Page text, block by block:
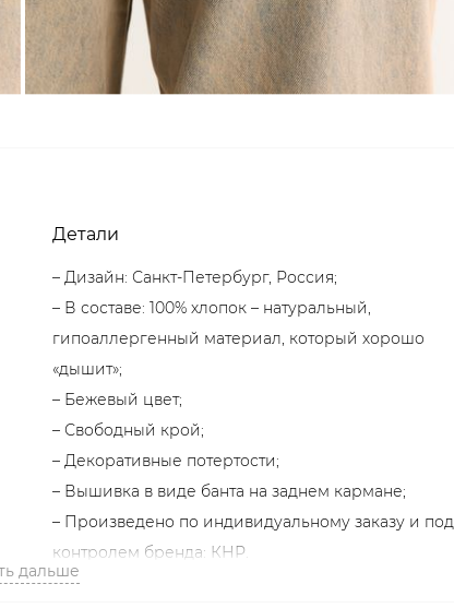
Детали
– Дизайн: Санкт-Петербург, Россия;
– В составе: 100% хлопок – натуральный,
гипоаллергенный материал, который хорошо
«дышит»;
– Бежевый цвет;
– Свободный крой;
– Декоративные потертости;
– Вышивка в виде банта на заднем кармане;
– Произведено по индивидуальному заказу и под
контролем бренда: КНР.
дальше